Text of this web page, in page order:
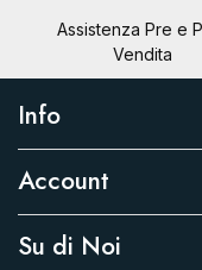
Assistenza Pre e
Vendita
Info
Account
Su di Noi